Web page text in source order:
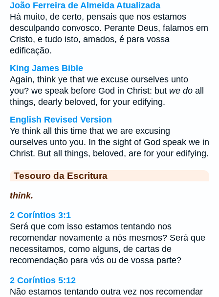
João Ferreira de Almeida Atualizada
Há muito, de certo, pensais que nos estamos
desculpando convosco. Perante Deus, falamos em
Cristo, e tudo isto, amados, é para vossa
edificação.
King James Bible
Again, think ye that we excuse ourselves unto
you? we speak before God in Christ: but we do all
things, dearly beloved, for your edifying.
English Revised Version
Ye think all this time that we are excusing
ourselves unto you. In the sight of God speak we in
Christ. But all things, beloved, are for your edifying.
Tesouro da Escritura
think.
2 Coríntios 3:1
Será que com isso estamos tentando nos
recomendar novamente a nós mesmos? Será que
necessitamos, como alguns, de cartas de
recomendação para vós ou de vossa parte?
2 Coríntios 5:12
Não estamos tentando outra vez nos recomendar